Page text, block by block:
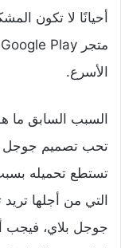
أحيانًا لا تكون
الأسرع.
السبب السابق ما
تحب تصميم جوجل
تستطع تحميله
التي من أجلها
جوجل بلاي، فيجب